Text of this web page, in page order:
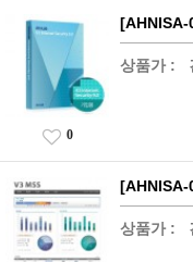
상품가 :
0
상품가 :